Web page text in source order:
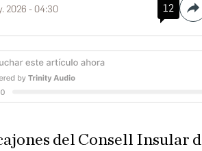
2026 - 04:30 12
del Consell Insular